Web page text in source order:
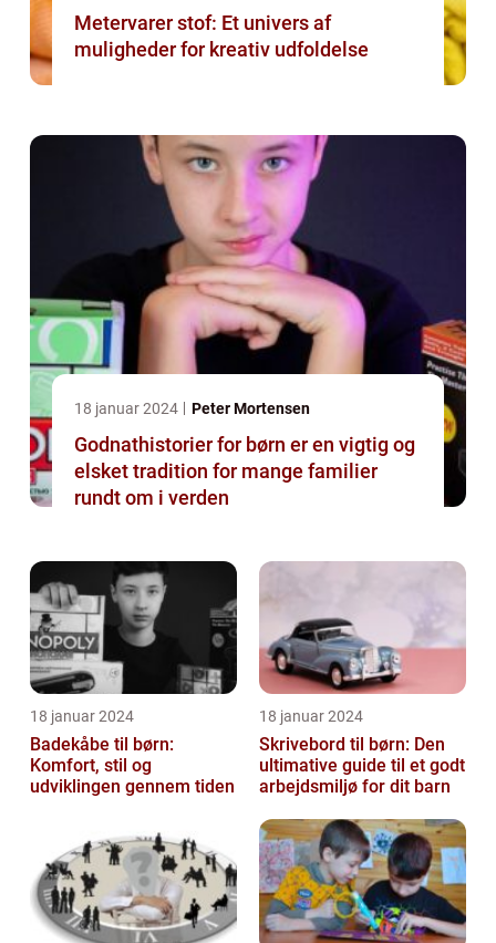
Metervarer stof: Et univers af
muligheder for kreativ udfoldelse
18 januar 2024 Peter Mortensen
Godnathistorier for børn er en vigtig og
elsket tradition for mange familier
rundt om i verden
18 januar 2024
Badekåbe til børn:
Komfort, stil og
udviklingen gennem tiden
18 januar 2024
Skrivebord til børn: Den
ultimative guide til et godt
arbejdsmiljø for dit barn